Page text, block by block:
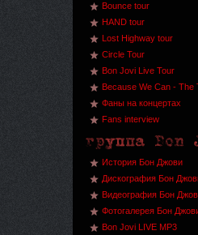
Bounce tour
HAND tour
Lost Highway tour
Circle Tour
Bon Jovi Live Tour
Because We Can - The
Фаны на концертах
Fans interview
История Бон Джови
Дискография Бон
Видеография Бон
Фотогалерея Бон
Bon Jovi LIVE MP3